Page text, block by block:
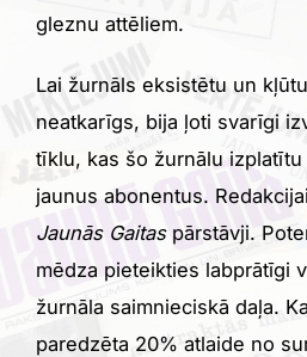
gleznu attēliem.
Lai žurnāls eksistētu un
neatkarīgs, bija ļoti svarīgi
tīklu, kas šo žurnālu
jaunus abonentus.
Jaunās Gaitaspārstāvji.
mēdza pieteikties labprātīgi
žurnāla saimnieciskā daļa.
paredzēta 20% atlaide no